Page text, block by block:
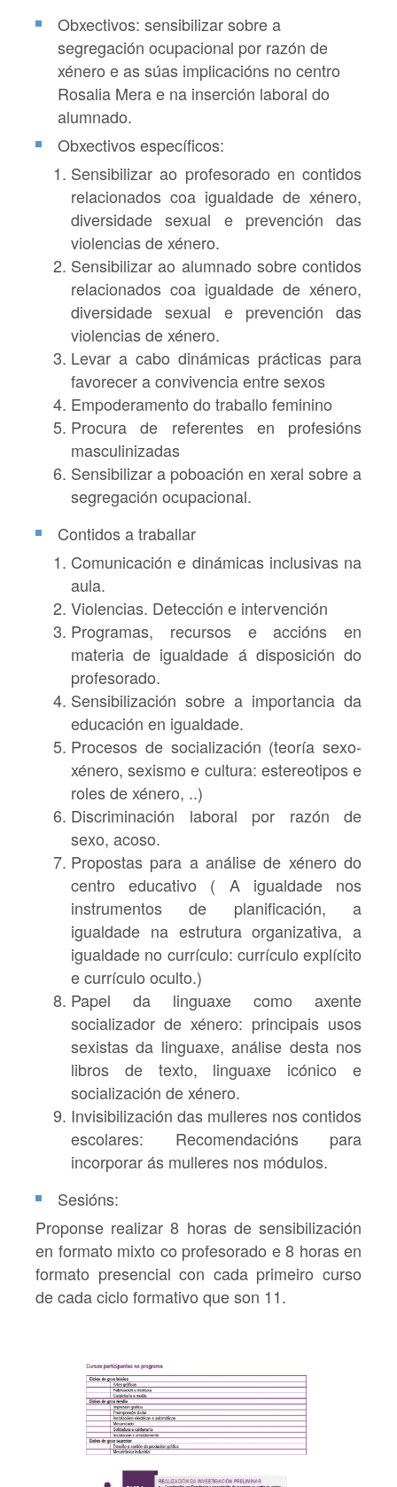
Obxectivos: sensibilizar sobre a
segregación ocupacional por razón de
xénero e as súas implicacións no centro
Rosalia Mera e na inserción laboral do
alumnado.
Obxectivos específicos:
Sensibilizar ao profesorado en contidos
relacionados coa igualdade de xénero,
diversidade sexual e prevención das
violencias de xénero.
Sensibilizar ao alumnado sobre contidos
relacionados coa igualdade de xénero,
diversidade sexual e prevención das
violencias de xénero.
Levar a cabo dinámicas prácticas para
favorecer a convivencia entre sexos
Empoderamento do traballo feminino
Procura de referentes en profesións
masculinizadas
Sensibilizar a poboación en xeral sobre a
segregación ocupacional.
Contidos a traballar
Comunicación e dinámicas inclusivas na
aula.
Violencias. Detección e intervención
Programas, recursos e accións en
materia de igualdade á disposición do
profesorado.
Sensibilización sobre a importancia da
educación en igualdade.
Procesos de socialización (teoría sexo-
xénero, sexismo e cultura: estereotipos e
roles de xénero, ..)
Discriminación laboral por razón de
sexo, acoso.
Propostas para a análise de xénero do
centro educativo ( A igualdade nos
instrumentos de planificación, a
igualdade na estrutura organizativa, a
igualdade no currículo: currículo explícito
e currículo oculto.)
Papel da linguaxe como axente
socializador de xénero: principais usos
sexistas da linguaxe, análise desta nos
libros de texto, linguaxe icónico e
socialización de xénero.
Invisibilización das mulleres nos contidos
escolares: Recomendacións para
incorporar ás mulleres nos módulos.
Sesións:
Proponse realizar 8 horas de sensibilización
en formato mixto co profesorado e 8 horas en
formato presencial con cada primeiro curso
de cada ciclo formativo que son 11.